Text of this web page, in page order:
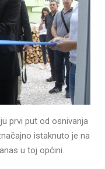
prvi put od osnivanja
istaknuto je na
u toj općini.